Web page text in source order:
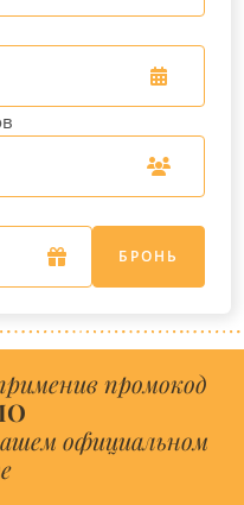
БРОНЬ
промокод
официальном